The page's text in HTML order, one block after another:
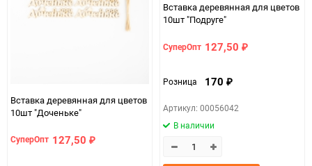
Вставка деревянная для цветов
10шт "Доченьке"
СуперОпт 127,50 ₽
Вставка деревянная для цветов
10шт "Подруге"
СуперОпт 127,50 ₽
Розница 170 ₽
Артикул: 00056042
В наличии